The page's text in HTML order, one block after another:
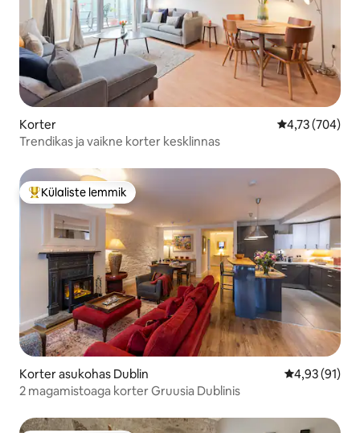
Korter Keskmine
4,73 (704)
Trendikas ja vaikne korter kesklinnas
Külaliste suur lemmik
Külaliste lemmik
Korter asukohas Dublin Keskmine
4,93 (91)
2 magamistoaga korter Gruusia Dublinis